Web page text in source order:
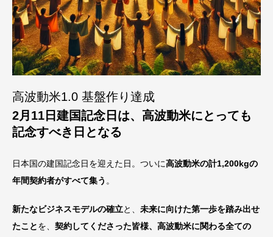
高波動米1.0 基盤作り達成
2月11日建国記念日は、高波動米にとっても
記念すべき日となる
日本国の建国記念日を迎えた日。ついに高波動米の計1,200kgの
年間契約者がすべて集う 。
新たなビジネスモデルの確立と、 未来に向けた第一歩を踏み出せ
たことを、 契約してくださった皆様、高波動米に関わる全ての